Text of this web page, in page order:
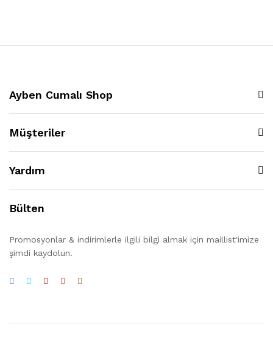
Ayben Cumalı Shop
Müşteriler
Yardım
Bülten
Promosyonlar & indirimlerle ilgili bilgi almak için maillist'imize
şimdi kaydolun.